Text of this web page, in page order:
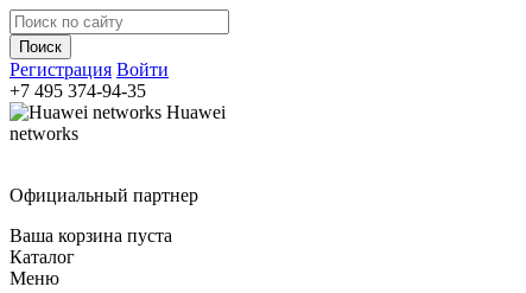
Регистрация Войти
+7 495 374-94-35
Huawei
networks
Официальный партнер
Ваша корзина пуста
Каталог
Меню